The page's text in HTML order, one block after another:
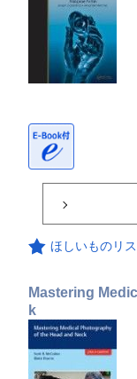
ほしいものリ
Mastering
k